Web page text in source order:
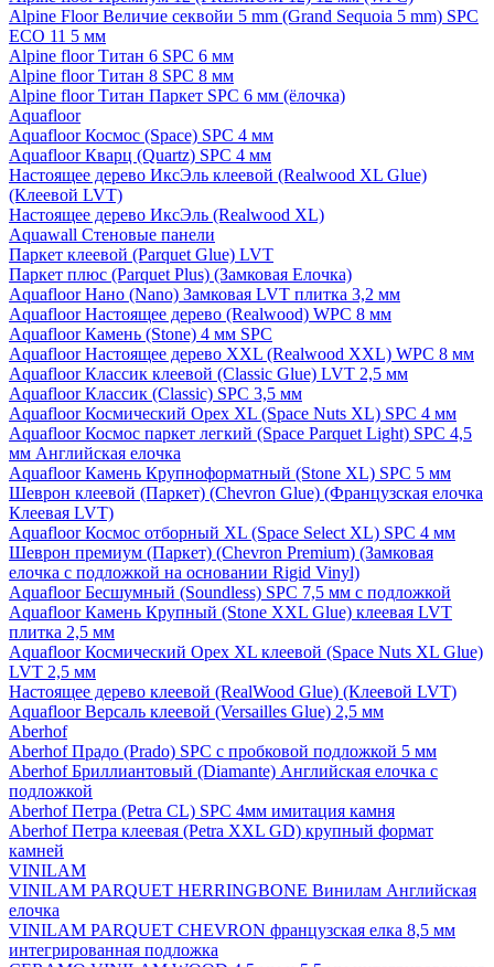
Alpine Floor Величие секвойи 5 mm (Grand Sequoia 5 mm) SPC
ECO 11 5 мм
Alpine floor Титан 6 SPC 6 мм
Alpine floor Титан 8 SPC 8 мм
Alpine floor Титан Паркет SPC 6 мм (ёлочка)
Aquafloor
Aquafloor Космос (Space) SPC 4 мм
Aquafloor Кварц (Quartz) SPC 4 мм
Настоящее дерево ИксЭль клеевой (Realwood XL Glue)
(Клеевой LVT)
Настоящее дерево ИксЭль (Realwood XL)
Aquawall Стеновые панели
Паркет клеевой (Parquet Glue) LVT
Паркет плюс (Parquet Plus) (Замковая Елочка)
Aquafloor Нано (Nano) Замковая LVT плитка 3,2 мм
Aquafloor Настоящее дерево (Realwood) WPC 8 мм
Aquafloor Камень (Stone) 4 мм SPC
Aquafloor Настоящее дерево XXL (Realwood XXL) WPC 8 мм
Aquafloor Классик клеевой (Classic Glue) LVT 2,5 мм
Aquafloor Классик (Classic) SPC 3,5 мм
Aquafloor Космический Орех XL (Space Nuts XL) SPC 4 мм
Aquafloor Космос паркет легкий (Space Parquet Light) SPC 4,5
мм Английская елочка
Aquafloor Камень Крупноформатный (Stone XL) SPC 5 мм
Шеврон клеевой (Паркет) (Chevron Glue) (Французская елочка
Клеевая LVT)
Aquafloor Космос отборный XL (Space Select XL) SPC 4 мм
Шеврон премиум (Паркет) (Chevron Premium) (Замковая
елочка с подложкой на основании Rigid Vinyl)
Aquafloor Бесшумный (Soundless) SPC 7,5 мм с подложкой
Aquafloor Камень Крупный (Stone XXL Glue) клеевая LVT
плитка 2,5 мм
Aquafloor Космический Орех XL клеевой (Space Nuts XL Glue)
LVT 2,5 мм
Настоящее дерево клеевой (RealWood Glue) (Клеевой LVT)
Aquafloor Версаль клеевой (Versailles Glue) 2,5 мм
Aberhof
Aberhof Прадо (Prado) SPC с пробковой подложкой 5 мм
Aberhof Бриллиантовый (Diamante) Английская елочка с
подложкой
Aberhof Петра (Petra CL) SPC 4мм имитация камня
Aberhof Петра клеевая (Petra XXL GD) крупный формат
камней
VINILAM
VINILAM PARQUET HERRINGBONE Винилам Английская
елочка
VINILAM PARQUET CHEVRON французская елка 8,5 мм
интегрированная подложка